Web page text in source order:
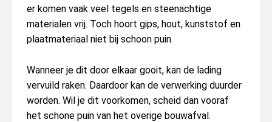
er komen vaak veel tegels en steenachtige
materialen vrij. Toch hoort gips, hout, kunststof en
plaatmateriaal niet bij schoon puin.
Wanneer je dit door elkaar gooit, kan de lading
vervuild raken. Daardoor kan de verwerking duurder
worden. Wil je dit voorkomen, scheid dan vooraf
het schone puin van het overige bouwafval.